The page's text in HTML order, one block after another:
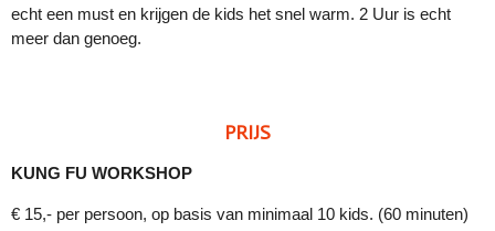
echt een must en krijgen de kids het snel warm. 2 Uur is echt
meer dan genoeg.
PRIJS
KUNG FU WORKSHOP
€ 15,- per persoon, op basis van minimaal 10 kids. (60 minuten)